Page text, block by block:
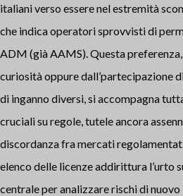
italiani verso essere nel estremità
che indica operatori sprovvisti di
ADM (già AAMS). Questa
curiosità oppure dall’partecipazione
di inganno diversi, si accompagna
cruciali su regole, tutele ancora
discordanza fra mercati
elenco delle licenze addirittura l’urto
centrale per analizzare rischi di